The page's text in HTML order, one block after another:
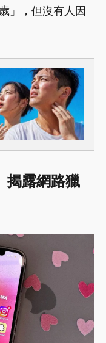
」，但沒有人因
揭露網路獵